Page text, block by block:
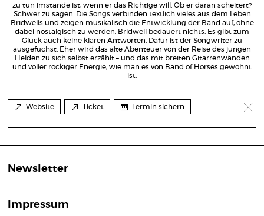
zu tun imstande ist, wenn er das Richtige will. Ob er daran scheitert?
Schwer zu sagen. Die Songs verbinden textlich vieles aus dem Leben
Bridwells und zeigen musikalisch die Entwicklung der Band auf, ohne
dabei nostalgisch zu werden. Bridwell bedauert nichts. Es gibt zum
Glück auch keine klaren Antworten. Dafür ist der Songwriter zu
ausgefuchst. Eher wird das alte Abenteuer von der Reise des jungen
Helden zu sich selbst erzählt – und das mit breiten Gitarrenwänden
und voller rockiger Energie, wie man es von Band of Horses gewohnt
ist.
Website Ticket Termin sichern
Newsletter
Impressum